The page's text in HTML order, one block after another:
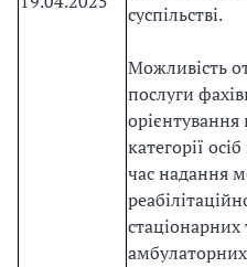
суспільстві.
Можливість
послуги
орієнтування
категорії
час надання
стаціонарних